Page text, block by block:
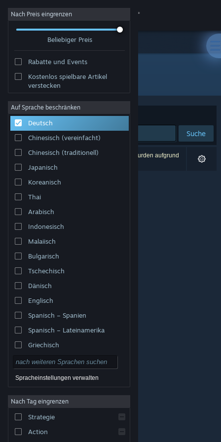
Anmelden
Info
Support
Sprache ändern
Steam-Mobile-App herunterladen
Desktopversion anzeigen
© Valve Corporation. Alle Rechte vorbehalten. Alle
USA und anderen Ländern.
Rechtliches
Barrierefreiheit
Nutzungsvertrag
Nach Preis eingrenzen
Beliebiger Preis
Rabatte und Events
Kostenlos spielbare Artikel
verstecken
Auf Sprache beschränken
Deutsch
Chinesisch (vereinfacht)
Chinesisch (traditionell)
Japanisch
Koreanisch
Thai
Arabisch
Indonesisch
Malaiisch
Bulgarisch
Tschechisch
Dänisch
Englisch
Spanisch – Spanien
Spanisch – Lateinamerika
Griechisch
Spracheinstellungen verwalten
Nach Tag eingrenzen
Strategie
Action
Entwickler: Game Delivery
Sortieren nach Relevanz
Suche
0 Ergebnisse entsprechen Ihrer Suche. 2 Titel wurden aufgrund
Ihrer Einstellungen ausgeschlossen.